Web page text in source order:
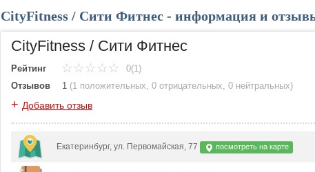
CityFitness / Сити Фитнес - информация и
CityFitness / Сити Фитнес
Рейтинг
0(1)
Отзывов
1 (1 положительных, 0 отрицательных, 0 нейтральных)
+ Добавить отзыв
Екатеринбург, ул. Первомайская, 77 посмотреть на карте